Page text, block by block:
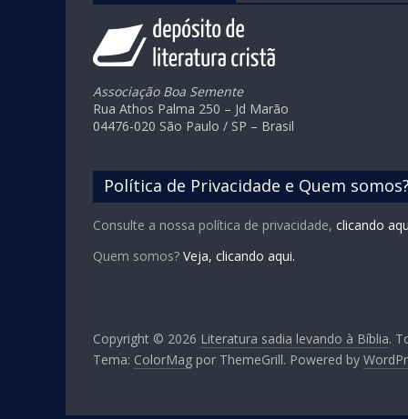
Associação Boa Semente
Rua Athos Palma 250 – Jd Marão
04476-020 São Paulo / SP – Brasil
Política de Privacidade e Quem somos?
Consulte a nossa política de privacidade, clicando
Quem somos? Veja, clicando aqui.
Copyright © 2026 Literatura sadia levando à Bíblia.
Tema: ColorMag por ThemeGrill. Powered by